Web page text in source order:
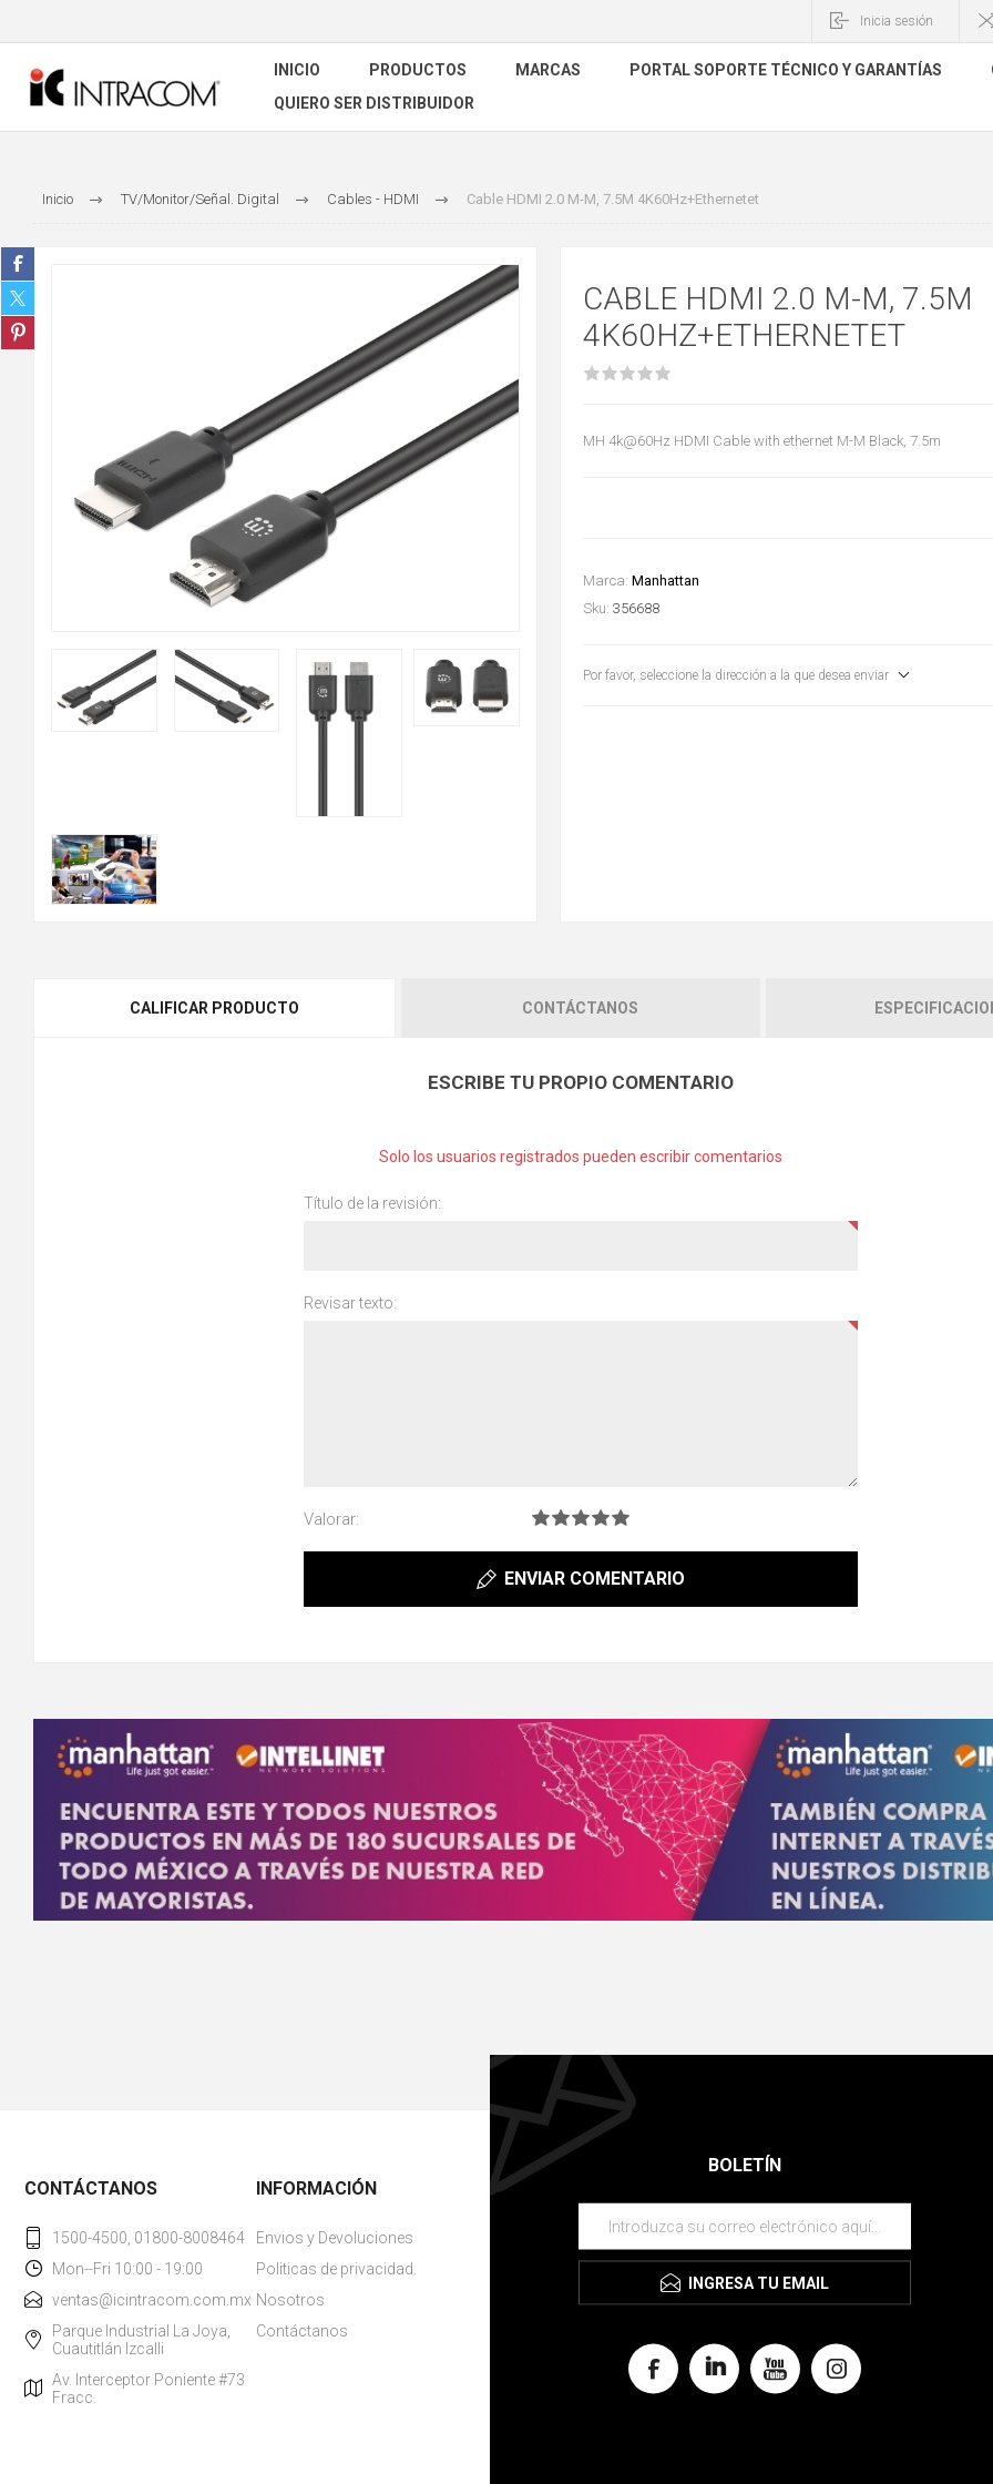
Inicia sesión
INICIO PRODUCTOS MARCAS PORTAL SOPORTE TÉCNICO Y GARANTÍAS
QUIERO SER DISTRIBUIDOR
Inicio TV/Monitor/Señal. Digital Cables - HDMI Cable HDMI 2.0 M-M, 7.5M 4K60Hz+Ethernetet
CABLE HDMI 2.0 M-M, 7.5M
4K60HZ+ETHERNETET
MH 4k@60Hz HDMI Cable with ethernet M-M Black, 7.5m
Marca: Manhattan
Sku: 356688
Por favor, seleccione la dirección a la que desea enviar
CALIFICAR PRODUCTO CONTÁCTANOS
ESCRIBE TU PROPIO COMENTARIO
Solo los usuarios registrados pueden escribir comentarios
Título de la revisión:
Revisar texto:
Valorar:
ENVIAR COMENTARIO
BOLETÍN
INGRESA TU EMAIL
CONTÁCTANOS
1500-4500, 01800-8008464
Mon--Fri 10:00 - 19:00
ventas@icintracom.com.mx
Parque Industrial La Joya,
Cuautitlán Izcalli
Av. Interceptor Poniente #73
Fracc.
INFORMACIÓN
Envios y Devoluciones
Politicas de privacidad.
Nosotros
Contáctanos